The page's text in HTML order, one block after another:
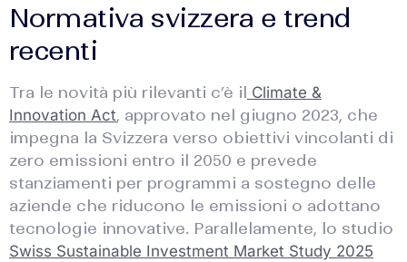
Normativa svizzera e trend
recenti
Tra le novità più rilevanti c’è il Climate &
Innovation Act, approvato nel giugno 2023, che
impegna la Svizzera verso obiettivi vincolanti di
zero emissioni entro il 2050 e prevede
stanziamenti per programmi a sostegno delle
aziende che riducono le emissioni o adottano
tecnologie innovative. Parallelamente, lo studio
Swiss Sustainable Investment Market Study 2025